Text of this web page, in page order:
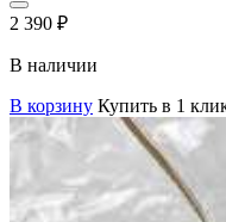
2 390 ₽
В наличии
В корзину Купить в 1